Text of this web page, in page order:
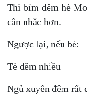
Thì bỉm đêm hè
cân nhắc hơn.
Ngược lại, nếu bé:
Tè đêm nhiều
Ngủ xuyên đêm rất